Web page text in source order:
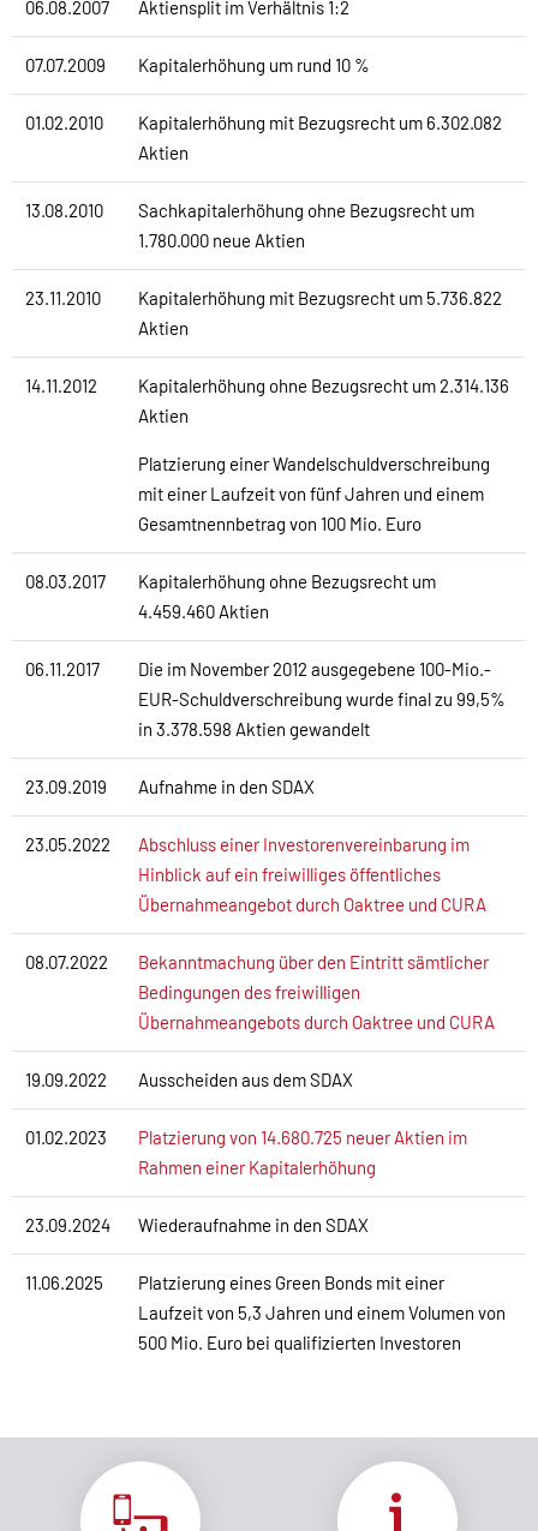
06.08.2007 Aktiensplit im Verhältnis 1:2
07.07.2009 Kapitalerhöhung um rund 10 %
01.02.2010
Kapitalerhöhung mit Bezugsrecht um 6.302.082
Aktien
13.08.2010
Sachkapitalerhöhung ohne Bezugsrecht um
1.780.000 neue Aktien
23.11.2010
Kapitalerhöhung mit Bezugsrecht um 5.736.822
Aktien
14.11.2012
Kapitalerhöhung ohne Bezugsrecht um 2.314.136
Aktien
Platzierung einer Wandelschuldverschreibung
mit einer Laufzeit von fünf Jahren und einem
Gesamtnennbetrag von 100 Mio. Euro
08.03.2017
Kapitalerhöhung ohne Bezugsrecht um
4.459.460 Aktien
06.11.2017
Die im November 2012 ausgegebene 100-Mio.-
EUR-Schuldverschreibung wurde final zu 99,5%
in 3.378.598 Aktien gewandelt
23.09.2019 Aufnahme in den SDAX
23.05.2022
Abschluss einer Investorenvereinbarung im
Hinblick auf ein freiwilliges öffentliches
Übernahmeangebot durch Oaktree und CURA
08.07.2022
Bekanntmachung über den Eintritt sämtlicher
Bedingungen des freiwilligen
Übernahmeangebots durch Oaktree und CURA
19.09.2022 Ausscheiden aus dem SDAX
01.02.2023
Platzierung von 14.680.725 neuer Aktien im
Rahmen einer Kapitalerhöhung
23.09.2024 Wiederaufnahme in den SDAX
11.06.2025
Platzierung eines Green Bonds mit einer
Laufzeit von 5,3 Jahren und einem Volumen von
500 Mio. Euro bei qualifizierten Investoren